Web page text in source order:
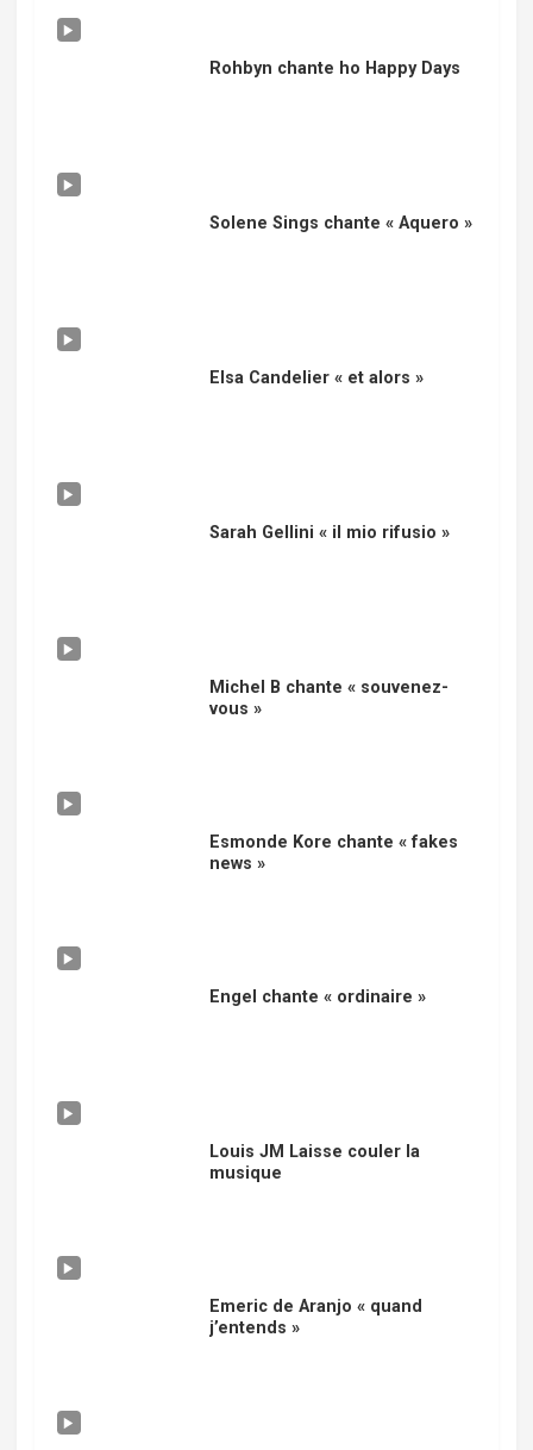
Rohbyn chante ho Happy Days
Solene Sings chante « Aquero »
Elsa Candelier « et alors »
Sarah Gellini « il mio rifusio »
Michel B chante « souvenez-
vous »
Esmonde Kore chante « fakes
news »
Engel chante « ordinaire »
Louis JM Laisse couler la
musique
Emeric de Aranjo « quand
j’entends »